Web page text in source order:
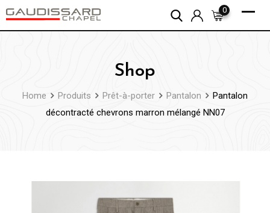
Skip
to
0
Shop
Home Produits Prêt-à-porter Pantalon
Pantalon
décontracté chevrons marron mélangé NN07